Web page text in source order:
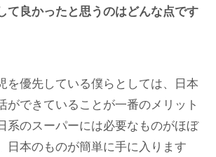
良かったと思うのはどんな点です
を優先している僕らとしては、日本
ができていることが一番のメリット
系のスーパーには必要なものがほぼ
日本のものが簡単に手に入ります